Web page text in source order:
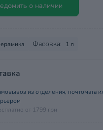
о наличии
Фасовка: 1 л
из отделения, почтомата
от 1799 грн